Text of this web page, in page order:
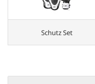
Schutz Set